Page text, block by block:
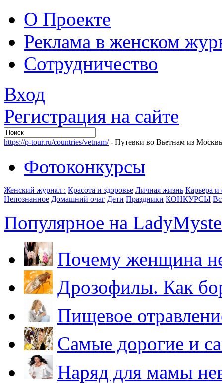
О Проекте
Реклама в женском
Сотрудничество
Вход
Регистрация на сайте
https://p-tour.ru/countries/vetnam/- Путевки во Вьетнам из
Фотоконкурсы
Женский журнал : Красота и здоровье Личная жизнь Карьера
Непознанное Домашний очаг Дети Праздники КОНКУРСЫ
Популярное на
Почему женщина
Дрозофилы. Как
Пищевое
Самые дорогие и
Наряд для мамы